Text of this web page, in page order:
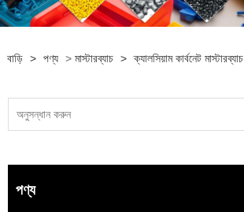
বাড়ি > পণ্য > মাস্টারব্যাচ > ক্যালসিয়াম কার্বনেট মাস্টারব্যাচ
পণ্য